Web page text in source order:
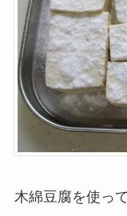
木綿豆腐を使っ